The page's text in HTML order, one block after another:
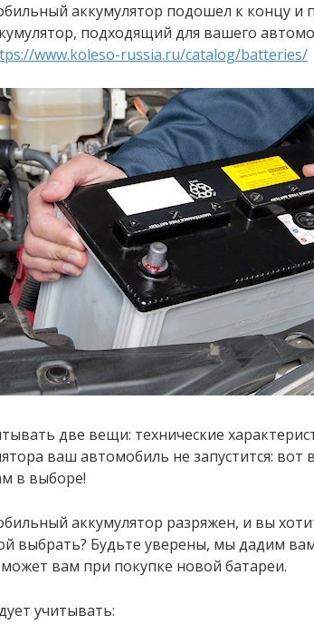
аккумулятор подошел к концу и
подходящий для вашего
www.koleso-russia.ru/catalog/batteries/
две вещи: технические
ваш автомобиль не запустится: вот
в выборе!
аккумулятор разряжен, и вы
выбрать? Будьте уверены, мы дадим
вам при покупке новой батареи.
учитывать: